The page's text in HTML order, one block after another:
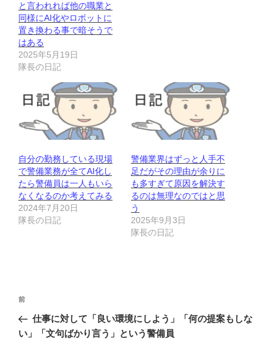
と言われれば他の職業と
同様にAI化やロボットに
置き換わる事で暗そうで
はある
2025年5月19日
隊長の日記
自分の勤務している現場
で警備業務が全てAI化し
たら警備員は一人もいら
なくなるのか考えてみる
2024年7月20日
隊長の日記
警備業界はずっと人手不
足だがその理由が余りに
も多すぎて原因を解決す
るのは無理なのではと思
う
2025年9月3日
隊長の日記
投
ナ
前
の
投
前
仕事に対して「良い環境にしよう」「何の提案もしな
い」「文句ばかり言う」という警備員